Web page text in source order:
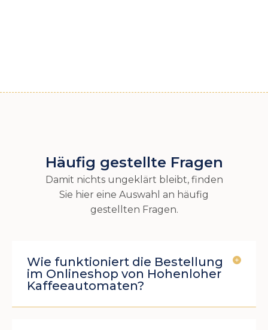
Häufig gestellte Fragen
Damit nichts ungeklärt bleibt, finden
Sie hier eine Auswahl an häufig
gestellten Fragen.
Wie funktioniert die Bestellung
im Onlineshop von Hohenloher
Kaffeeautomaten?